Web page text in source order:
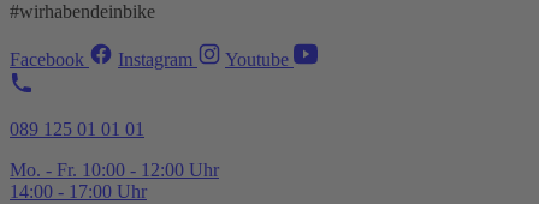
#wirhabendeinbike
Facebook Instagram Youtube
089 125 01 01 01
Mo. - Fr. 10:00 - 12:00 Uhr
14:00 - 17:00 Uhr